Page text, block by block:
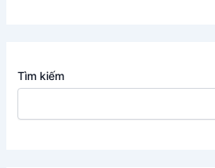
Tìm kiếm